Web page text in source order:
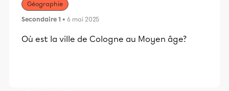
Géographie
Secondaire 1 • 6 mai 2025
Où est la ville de Cologne au Moyen âge?